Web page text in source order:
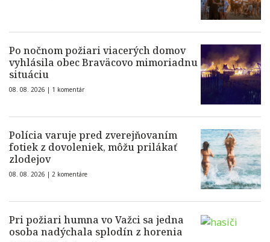
Po nočnom požiari viacerých domov
vyhlásila obec Braväcovo mimoriadnu
situáciu
08. 08. 2026 | 1 komentár
Polícia varuje pred zverejňovaním
fotiek z dovoleniek, môžu prilákať
zlodejov
08. 08. 2026 | 2 komentáre
Pri požiari humna vo Važci sa jedna
osoba nadýchala splodín z horenia